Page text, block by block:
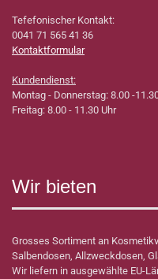
Tefefonischer Kontakt:
0041 71 565 41 36
Kontaktformular
Kundendienst:
Montag - Donnerstag: 8.00 -
Freitag: 8.00 - 11.30 Uhr
Wir bieten
Grosses Sortiment an
Salbendosen, Allzweckdosen,
Wir liefern in ausgewählte EU-